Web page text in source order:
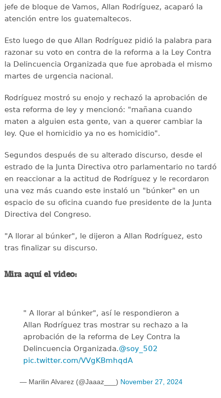
jefe de bloque de Vamos, Allan Rodríguez, acaparó la
atención entre los guatemaltecos.
Esto luego de que Allan Rodríguez pidió la palabra para
razonar su voto en contra de la reforma a la Ley Contra
la Delincuencia Organizada que fue aprobada el mismo
martes de urgencia nacional.
Rodríguez mostró su enojo y rechazó la aprobación de
esta reforma de ley y mencionó: "mañana cuando
maten a alguien esta gente, van a querer cambiar la
ley. Que el homicidio ya no es homicidio".
Segundos después de su alterado discurso, desde el
estrado de la Junta Directiva otro parlamentario no tardó
en reaccionar a la actitud de Rodríguez y le recordaron
una vez más cuando este instaló un "búnker" en un
espacio de su oficina cuando fue presidente de la Junta
Directiva del Congreso.
"A llorar al búnker", le dijeron a Allan Rodríguez, esto
tras finalizar su discurso.
Mira aquí el video:
" A llorar al búnker", así le respondieron a
Allan Rodríguez tras mostrar su rechazo a la
aprobación de la reforma de Ley Contra la
Delincuencia Organizada.@soy_502
pic.twitter.com/VVgKBmhqdA
— Marilin Alvarez (@Jaaaz___) November 27, 2024